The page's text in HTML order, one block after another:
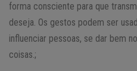
forma consciente para que
deseja. Os gestos podem ser
influenciar pessoas, se dar bem
coisas.;